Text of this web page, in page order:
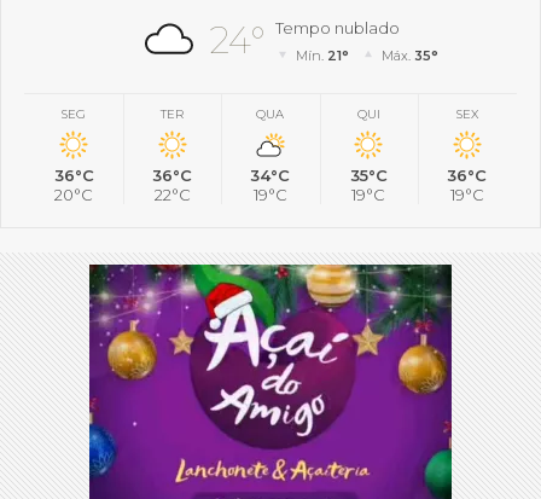
24° Tempo nublado
Mín. 21° Máx. 35°
SEG
36°C
20°C
TER
36°C
22°C
QUA
34°C
19°C
QUI
35°C
19°C
SEX
36°C
19°C